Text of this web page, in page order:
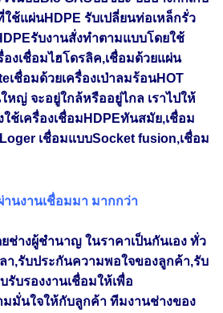
ช้แผ่นHDPE รับเปลี่ยนท่อเหล็กรั่ว
รับงานสั่งทำตามแบบโดยใช้
องเชื่อมไฮโดรลิค,เชื่อมด้วยแผ่น
เชื่อมด้วยเครื่องเป่าลมร้อนHOT
หญ่ จะอยู่ใกล้หรืออยู่ไกล เราไปให้
ช้เครื่องเชื่อมHDPEทันสมัย,เชื่อม
เชื่อมแบบSocket fusion,เชื่อม
นงานเชื่อมมา มากกว่า
ช่างผู้ชำนาญ ในราคาเป็นกันเอง ทั่ว
ลา,รับประกันความพอใจของลูกค้า,รับ
รับรองงานเชื่อมให้เพื่อ
มมั่นใจให้กับลูกค้า ทีมงานช่างของ